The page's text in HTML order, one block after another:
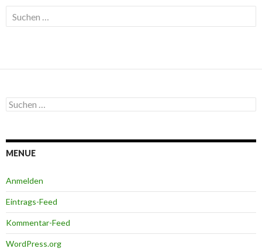
Suchen
nach:
Suchen
nach:
MENUE
Anmelden
Eintrags-Feed
Kommentar-Feed
WordPress.org